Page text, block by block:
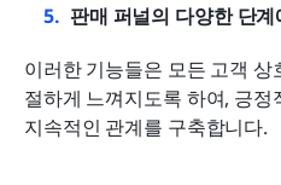
판매 퍼널의 다양한 단
이러한 기능들은 모든 고객
절하게 느껴지도록 하여, 긍
지속적인 관계를 구축합니다.